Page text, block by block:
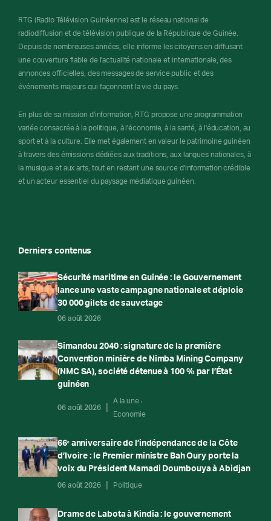
RTG (Radio Télévision Guinéenne) est le réseau national de
radiodiffusion et de télévision publique de la République de Guinée.
Depuis de nombreuses années, elle informe les citoyens en diffusant
une couverture fiable de l'actualité nationale et internationale, des
annonces officielles, des messages de service public et des
événements majeurs qui façonnent la vie du pays.
En plus de sa mission d'information, RTG propose une programmation
variée consacrée à la politique, à l'économie, à la santé, à l'éducation, au
sport et à la culture. Elle met également en valeur le patrimoine guinéen
à travers des émissions dédiées aux traditions, aux langues nationales, à
la musique et aux arts, tout en restant une source d'information crédible
et un acteur essentiel du paysage médiatique guinéen.
Derniers contenus
Sécurité maritime en Guinée : le Gouvernement
lance une vaste campagne nationale et déploie
30 000 gilets de sauvetage
06 août 2026
Simandou 2040 : signature de la première
Convention minière de Nimba Mining Company
(NMC SA), société détenue à 100 % par l’État
guinéen
06 août 2026
A la une
Economie
66ᵉ anniversaire de l’indépendance de la Côte
d’Ivoire : le Premier ministre Bah Oury porte la
voix du Président Mamadi Doumbouya à Abidjan
06 août 2026 Politique
Drame de Labota à Kindia : le gouvernement